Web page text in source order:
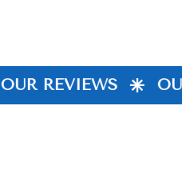
OUR REVIEWS